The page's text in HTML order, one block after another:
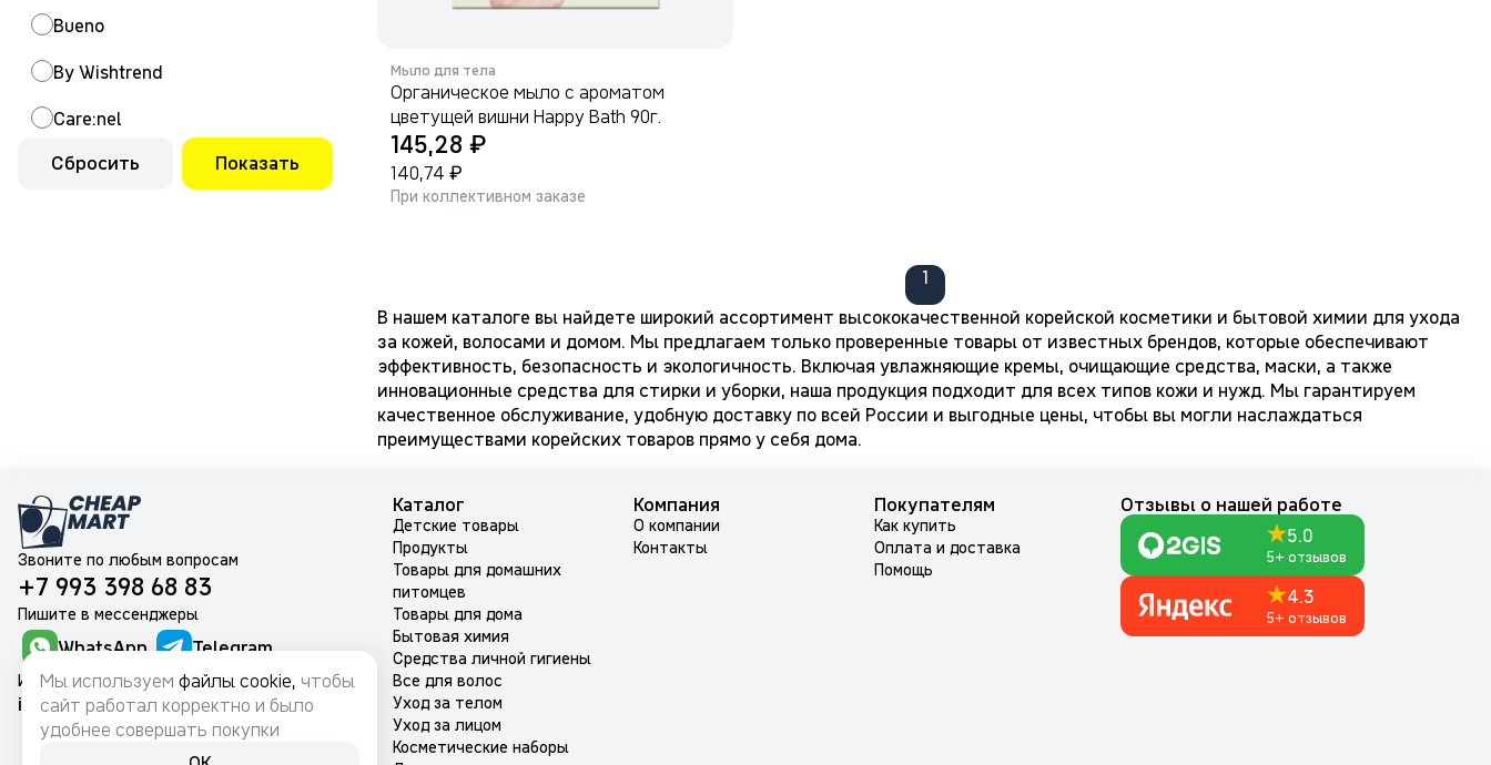
Мы используем файлы cookie, чтобы
сайт работал корректно и было
удобнее совершать покупки
Bueno
By Wishtrend
Care:nel
Celimax
Doris
DR.JART
EBISU
ELIZAVECCA
ENOUGH
ESHUMI
Сбросить Показать
Мыло для тела
Органическое мыло с ароматом
цветущей вишни Happy Bath 90г.
145,28 ₽
140,74 ₽
При коллективном заказе
1
В нашем каталоге вы найдете широкий ассортимент высококачественной корейской косметики и бытовой химии для ухода
за кожей, волосами и домом. Мы предлагаем только проверенные товары от известных брендов, которые обеспечивают
эффективность, безопасность и экологичность. Включая увлажняющие кремы, очищающие средства, маски, а также
инновационные средства для стирки и уборки, наша продукция подходит для всех типов кожи и нужд. Мы гарантируем
качественное обслуживание, удобную доставку по всей России и выгодные цены, чтобы вы могли наслаждаться
преимуществами корейских товаров прямо у себя дома.
Звоните по любым вопросам
+7 993 398 68 83
Пишите в мессенджеры
WhatsApp Telegram
Или на почту
info@cheapmart.ru
Каталог
Детские товары
Продукты
Товары для домашних
питомцев
Товары для дома
Бытовая химия
Средства личной гигиены
Все для волос
Уход за телом
Уход за лицом
Косметические наборы
Компания
О компании
Контакты
Покупателям
Как купить
Оплата и доставка
Помощь
Отзывы о нашей работе
5.0
5+ отзывов
4.3
5+ отзывов